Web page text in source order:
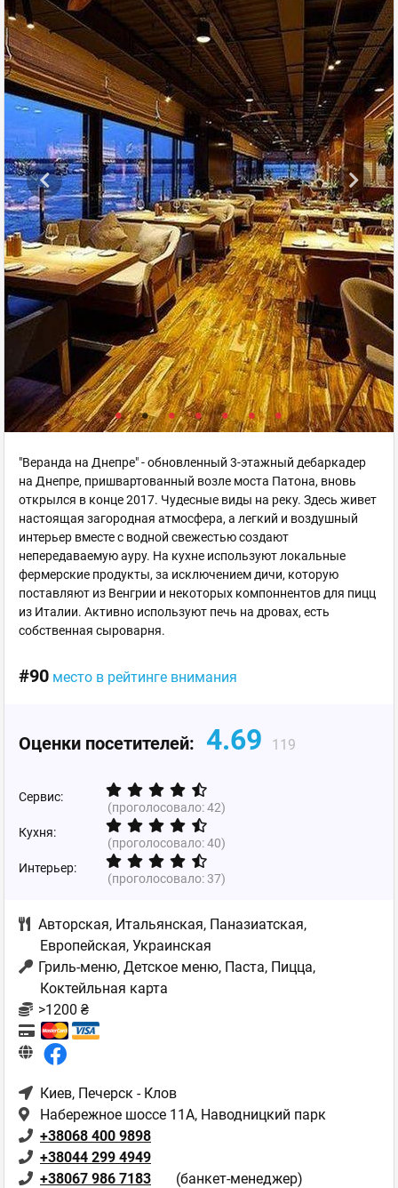
"Веранда на Днепре" - обновленный 3-этажный дебаркадер
на Днепре, пришвартованный возле моста Патона, вновь
открылся в конце 2017. Чудесные виды на реку. Здесь живет
настоящая загородная атмосфера, а легкий и воздушный
интерьер вместе с водной свежестью создают
непередаваемую ауру. На кухне используют локальные
фермерские продукты, за исключением дичи, которую
поставляют из Венгрии и некоторых компоннентов для пицц
из Италии. Активно используют печь на дровах, есть
собственная сыроварня.
#90 место в рейтинге внимания
Оценки посетителей: 4.69 119
Сервис:
(проголосовало:42)
Кухня:
(проголосовало:40)
Интерьер:
(проголосовало:37)
Авторская, Итальянская, Паназиатская,
Европейская, Украинская
Гриль-меню, Детское меню, Паста, Пицца,
Коктейльная карта
>1200 ₴
Киев, Печерск - Клов
Набережное шоссе 11А, Наводницкий парк
+38068 400 9898
+38044 299 4949
+38067 986 7183
(банкет-менеджер)